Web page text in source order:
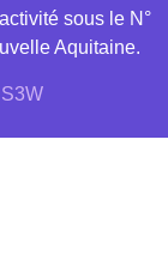
sous le N°
Aquitaine.
S3W